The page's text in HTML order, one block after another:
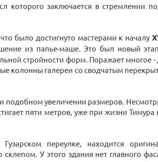
заключается в стремлении
было достигнуто мастерами к началу
из папье-маше. Это был новый
стройности форм. Поражает
галереи со сводчатым
увеличении размеров.
пяти метров, уже при жизни Тимура
переулке, находится
У этого здания нет главного